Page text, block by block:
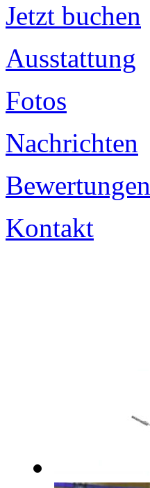
Jetzt buchen
Ausstattung
Fotos
Nachrichten
Bewertungen
Kontakt